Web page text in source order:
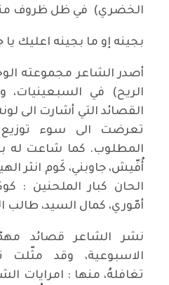
الخضري) في ظل ظروف
بجينه إو ما بجينه اعليك
أصدر الشاعر مجموعته
الريح) في
القصائد التي أشارت الى
تعرضت الى سوء توزيع
المطلوب. كما شاعت له
أُفّيش، جاوبني، كَوم انثر
الحان كبار الملحنين :
أمّوري، كمال السيد، طالب
نشر الشاعر قصائد
الاسبوعية، وقد مثّلت
تغافلهُ، منها : امرايات